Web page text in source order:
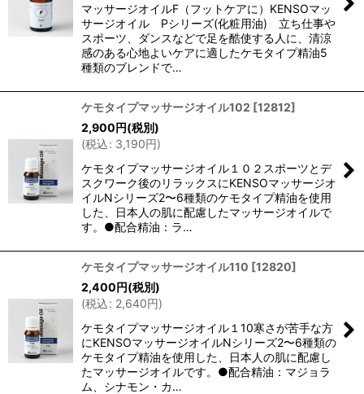
マッサージオイルF（フットケアに）KENSOマッ
サージオイル Pシリーズ(化粧用油) 立ち仕事や
スポーツ、ダンスなどで足を酷使する人に、清涼
感のある心地よいケアに適したケモタイプ精油5
種類のブレンドで…
ケモタイプマッサージオイル102 [12812]
2,900円(税別)
(税込: 3,190円)
ケモタイプマッサージオイル１０２スポーツとデ
スクワーク後のリラックスにKENSOマッサージオ
イルNシリーズ2〜6種類のケモタイプ精油を使用
した、日本人の肌に配慮したマッサージオイルで
す。●配合精油：ラ…
ケモタイプマッサージオイル110 [12820]
2,400円(税別)
(税込: 2,640円)
ケモタイプマッサージオイル１10寒さが苦手な方
にKENSOマッサージオイルNシリーズ2〜6種類の
ケモタイプ精油を使用した、日本人の肌に配慮し
たマッサージオイルです。●配合精油：マジョラ
ム、シナモン・カ…